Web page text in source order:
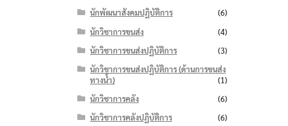
นักพัฒนาสังคมปฏิบัติการ
(6)
นักวิชาการขนส่ง
(4)
นักวิชาการขนส่งปฏิบัติการ
(3)
นักวิชาการขนส่งปฏิบัติการ (ด้านการขนส่ง
ทางน้ำ)
(1)
นักวิชาการคลัง
(6)
นักวิชาการคลังปฏิบัติการ
(6)